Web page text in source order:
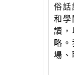
俗
和
讀
略
場